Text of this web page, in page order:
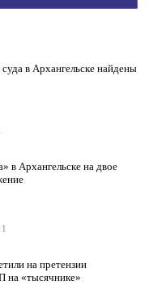
в Архангельске найдены
в Архангельске на двое
1
на претензии
на «тысячнике»